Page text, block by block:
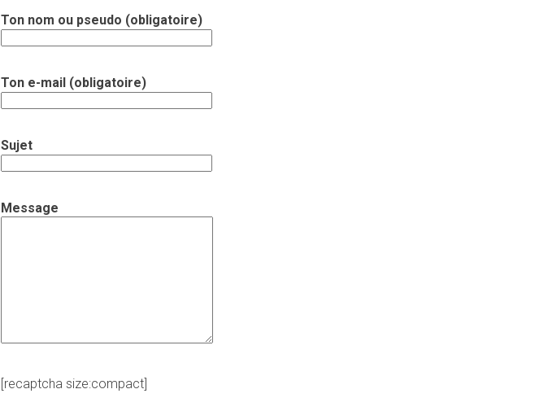
Ton nom ou pseudo (obligatoire)
Ton e-mail (obligatoire)
Sujet
Message
[recaptcha size:compact]